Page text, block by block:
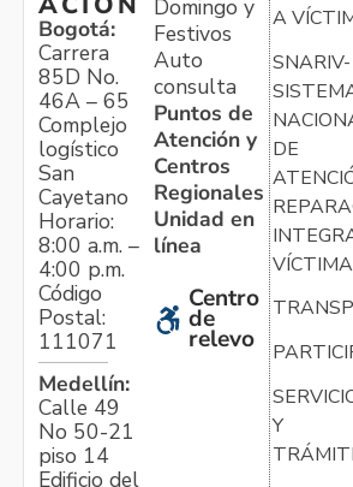
Bogotá:
Carrera
85D No.
46A – 65
Complejo
logístico
San
Cayetano
Horario:
8:00 a.m. –
4:00 p.m.
Código
Postal:
111071
Medellín:
Calle 49
No 50-21
piso 14
Edificio del
Domingo y
Festivos
Auto
consulta
Puntos de
Atención y
Centros
Regionales
Unidad en
línea
Centro
de
relevo
A
SNARIV-
DE
Y